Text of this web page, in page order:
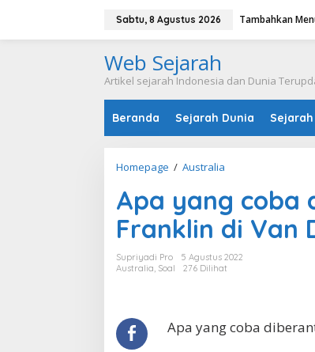
Sabtu, 8 Agustus 2026 Tambahkan
Web Sejarah
Artikel sejarah Indonesia dan Dunia
Beranda Sejarah Dunia
Homepage / Australia
a
y
a
n
g
c
d
i
Apa yang coba
Franklin di Van
Supriyadi Pro
5 Agustus 2022
Australia, Soal 276 Dilihat
Apa yang coba